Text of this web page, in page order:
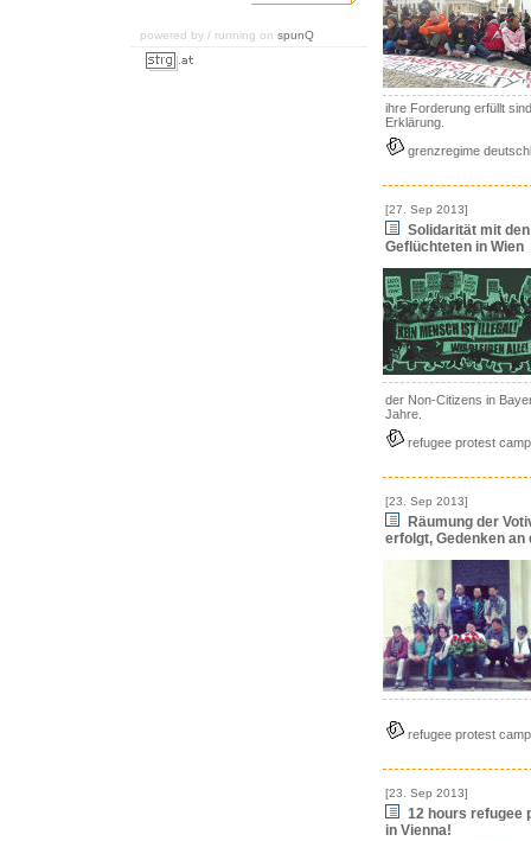
powered by / running on spunQ
ihre Forderung erfüllt
Erklärung.
grenzregime
[27. Sep 2013]
Solidarität mit
Geflüchteten in Wien
der Non-Citizens in
Jahre.
refugee protest
[23. Sep 2013]
Räumung der
erfolgt, Gedenken an
refugee protest
[23. Sep 2013]
12 hours refugee
in Vienna!